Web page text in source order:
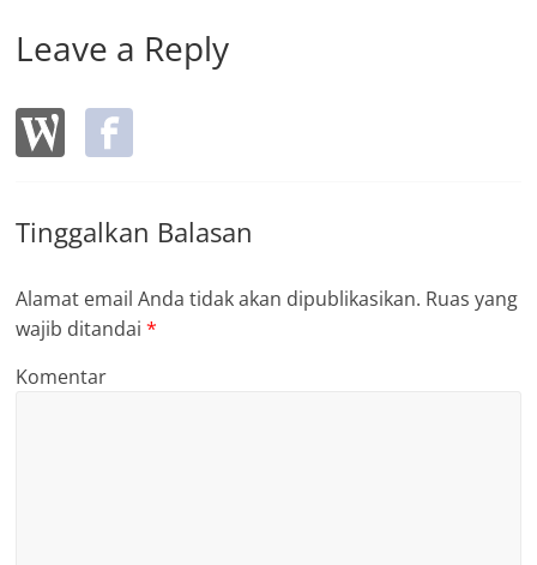
Leave a Reply
Tinggalkan Balasan
Alamat email Anda tidak akan dipublikasikan. Ruas yang
wajib ditandai*
Komentar